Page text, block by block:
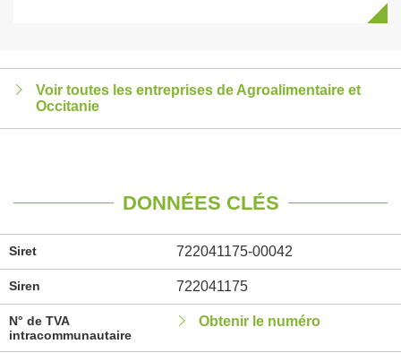
Voir toutes les entreprises de Agroalimentaire et
Occitanie
DONNÉES CLÉS
Siret 722041175-00042
Siren 722041175
N° de TVA
intracommunautaire
Obtenir le numéro